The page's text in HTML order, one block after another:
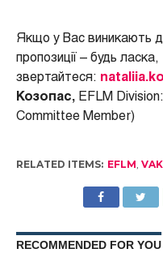
Якщо у Вас виникають
пропозиції – будь ласка,
звертайтеся:
Козопас, EFLM
Committee Member)
RELATED ITEMS: EFLM,
RECOMMENDED FOR YOU